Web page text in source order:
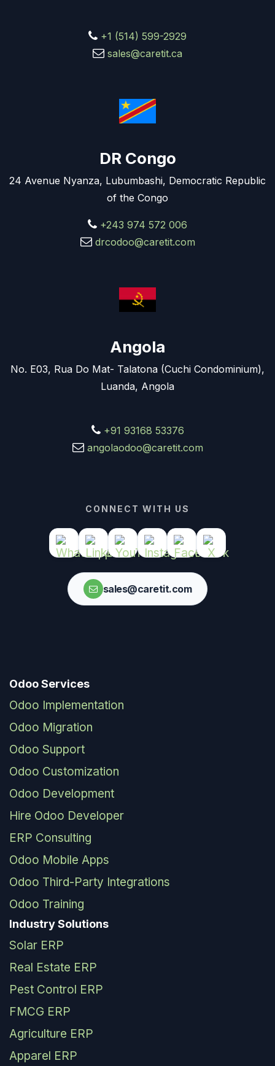
+1 (514) 599-2929
sales@caretit.ca
DR Congo
24 Avenue Nyanza, Lubumbashi, Democratic Republic
of the Congo
+243 974 572 006
drcodoo@caretit.com
Angola
No. E03, Rua Do Mat- Talatona (Cuchi Condominium),
Luanda, Angola
+91 93168 53376
angolaodoo@caretit.com
CONNECT WITH US
sales@caretit.com
Odoo Services
Odoo Implementation
Odoo Migration
Odoo Support
Odoo Customization
Odoo Development
Hire Odoo Developer
ERP Consulting
Odoo Mobile Apps
Odoo Third-Party Integrations
Odoo Training
Industry Solutions
Solar ERP
Real Estate ERP
Pest Control ERP
FMCG ERP
Agriculture ERP
Apparel ERP